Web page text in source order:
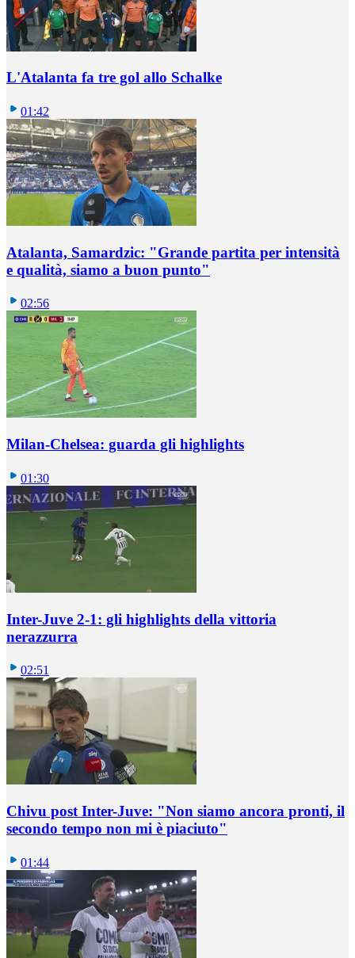
L'Atalanta fa tre gol allo Schalke
01:42
Atalanta, Samardzic: "Grande partita per intensità
e qualità, siamo a buon punto"
02:56
Milan-Chelsea: guarda gli highlights
01:30
Inter-Juve 2-1: gli highlights della vittoria
nerazzurra
02:51
Chivu post Inter-Juve: "Non siamo ancora pronti, il
secondo tempo non mi è piaciuto"
01:44